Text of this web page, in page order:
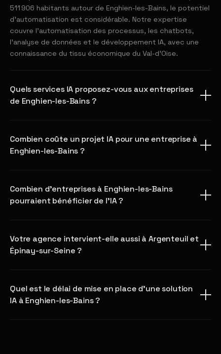
511 906 habitants autour de Enghien-les-Bains, le potentiel
d'automatisation est considérable. Notre expertise
couvre l'automatisation des processus, les chatbots,
l'analyse de données et le développement IA, avec une
connaissance du tissu économique du Val-d'Oise.
Quels services IA proposez-vous aux entreprises
de Enghien-les-Bains ?
Combien coûte un projet IA pour une entreprise à
Enghien-les-Bains ?
Combien d'entreprises à Enghien-les-Bains
pourraient bénéficier de l'IA ?
Votre agence intervient-elle aussi à Argenteuil et
Épinay-sur-Seine ?
Quel est le délai de mise en place d'une solution
IA à Enghien-les-Bains ?